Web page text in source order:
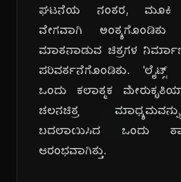
ಘಟನೆಯ ನಂತರ, ಮೂಕಿ
ವೇಗವಾಗಿ
ಮಾತನಾಡುವ ಚಿತ್ರಗಳ
ಪರಿವರ್ತನೆಗೊಂಡಿತು.
ಒಂದು ಕಲಾತ್ಮಕ
ಚಲನಚಿತ್ರ
ಬದಲಾಯಿಸಿದ ಒಂದು
ಆರಂಭವಾಗಿತ್ತು.